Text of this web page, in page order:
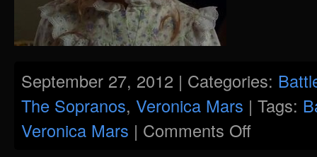
September 27, 2012 | Categories:
The Sopranos, Veronica Mars | Tags:
Veronica Mars | Comments Off